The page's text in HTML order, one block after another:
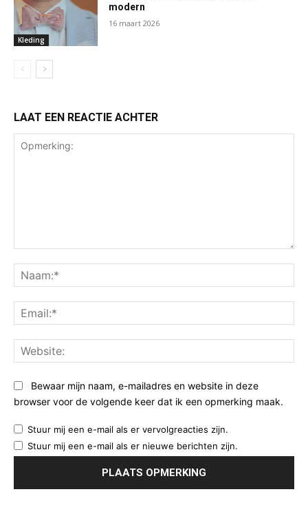
Kleding
modern
16 maart 2026
LAAT EEN REACTIE ACHTER
Bewaar mijn naam, e-mailadres en website in deze
browser voor de volgende keer dat ik een opmerking maak.
Stuur mij een e-mail als er vervolgreacties zijn.
Stuur mij een e-mail als er nieuwe berichten zijn.